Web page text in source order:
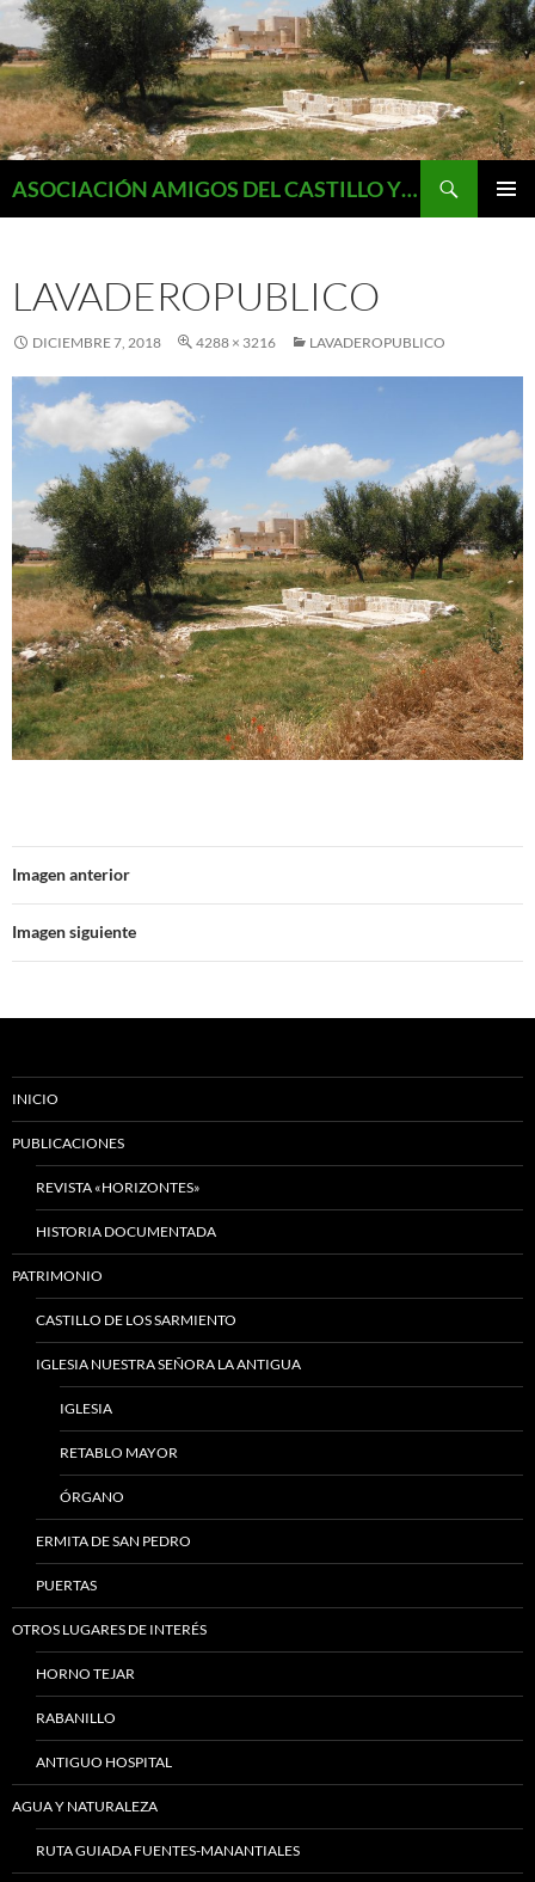
Saltar
al
contenido
ASOCIACIÓN AMIGOS DEL CASTILLO Y MONUMENTOS DE FUENTES DE VALDEPERO
LAVADEROPUBLICO
DICIEMBRE 7, 2018 4288 × 3216 LAVADEROPUBLICO
Imagen anterior
Imagen siguiente
INICIO
PUBLICACIONES
REVISTA «HORIZONTES»
HISTORIA DOCUMENTADA
PATRIMONIO
CASTILLO DE LOS SARMIENTO
IGLESIA NUESTRA SEÑORA LA ANTIGUA
IGLESIA
RETABLO MAYOR
ÓRGANO
ERMITA DE SAN PEDRO
PUERTAS
OTROS LUGARES DE INTERÉS
HORNO TEJAR
RABANILLO
ANTIGUO HOSPITAL
AGUA Y NATURALEZA
RUTA GUIADA FUENTES-MANANTIALES